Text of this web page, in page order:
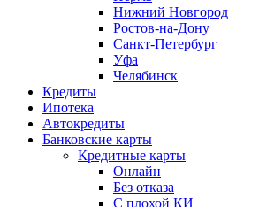
Нижний Новгород
Ростов-на-Дону
Санкт-Петербург
Уфа
Челябинск
Кредиты
Ипотека
Автокредиты
Банковские карты
Кредитные карты
Онлайн
Без отказа
С плохой КИ